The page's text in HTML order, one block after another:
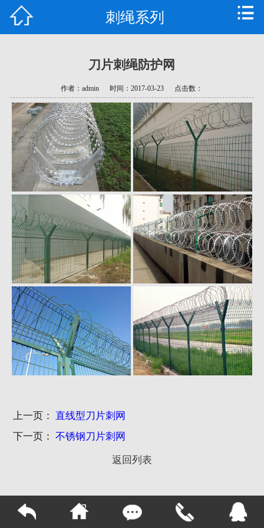
新闻资讯
技术支持
常见问题
资质荣誉
联系我们
刺绳系列
刀片刺绳防护网
作者：admin 时间：2017-03-23 点击数：
上一页： 直线型刀片刺网
下一页： 不锈钢刀片刺网
返回列表